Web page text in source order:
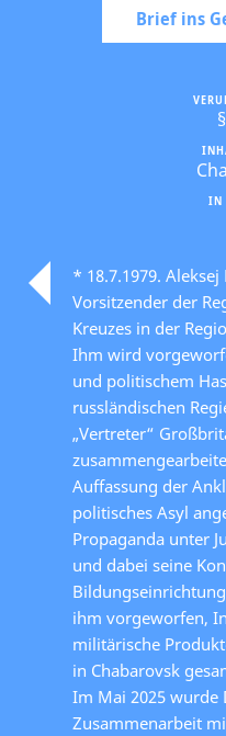
Brief ins
IN
* 18.7.1979.
Vorsitzender der
Kreuzes in der
Ihm wird
und politischem
russländischen
„Vertreter“
Auffassung der
politisches Asyl
Propaganda unter
und dabei seine
ihm vorgeworfen,
militärische
in Chabarovsk
Im Mai 2025 wurde
Zusammenarbeit